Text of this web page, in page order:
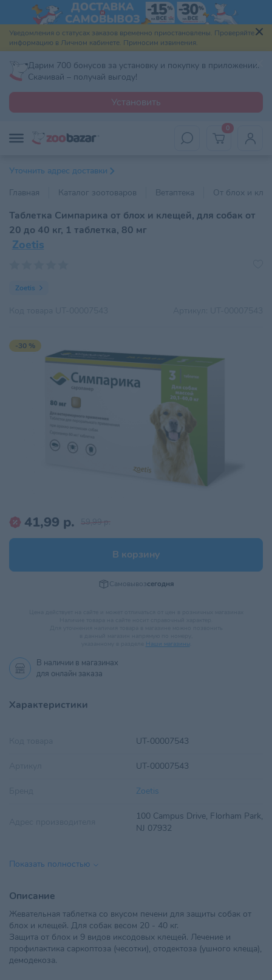
Уведомления о статусах заказов временно приостановлены. Проверяйте
информацию в Личном кабинете. Приносим извинения.
Дарим 700 бонусов за установку и покупку в приложении.
Скачивай – получай выгоду!
Установить
0
Уточнить адрес доставки
Главная
Каталог зоотоваров Ветаптека От блох и
Таблетка Симпарика от блох и клещей, для собак от
20 до 40 кг, 1 таблетка, 80 мг
Zoetis
Zoetis
-30 %
41,99 р. 59,99 р.
В корзину
Самовывозсегодня
Наши магазины.
В наличии в магазинах
для онлайн заказа
Характеристики
UT-00007543
UT-00007543
Zoetis
100 Campus Drive, Florham Park,
NJ 07932
Импортер в РБ
Минск,ул. Машиностроителей,
д.31, пом. 10
Линейка бренда Симпарика
Показать полностью
Описание
Жевательная таблетка со вкусом печени для защиты собак от
блох и клещей. Для собак весом 20 - 40 кг.
Защита от блох и 9 видов иксодовых клещей. Лечение и
профилактика саркоптоза (чесотки), отодектоза (ушного клеща),
демодекоза.